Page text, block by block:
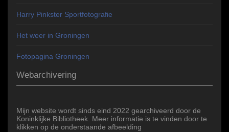
Harry Pinkster Sportfotografie
Het weer in Groningen
Fotopagina Groningen
Webarchivering
Mijn website wordt sinds eind 2022 gearchiveerd door de
Koninklijke Bibliotheek. Meer informatie is te vinden door te
klikken op de onderstaande afbeelding